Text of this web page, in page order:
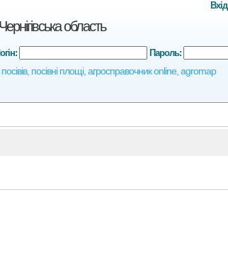
область
посівні площі, агросправочник online, agromap
Вхід
Пароль: